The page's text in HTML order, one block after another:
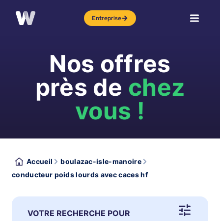
Entreprise
Nos offres
près de chez
vous !
Accueil
boulazac-isle-manoire
conducteur poids lourds avec caces hf
VOTRE RECHERCHE POUR